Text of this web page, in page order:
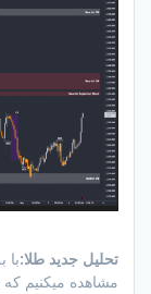
تحلیل جدید طلا:
مشاهده میکنیم